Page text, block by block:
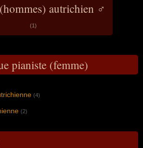
autrichien ♂
(1)
pianiste (femme)
(4)
(2)